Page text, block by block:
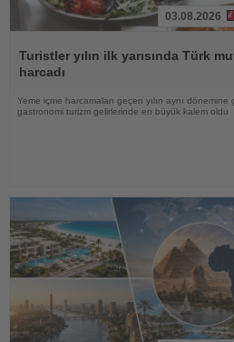
Oku
03.08.2026
Turistler yılın ilk yarısında Türk
harcadı
Yeme içme harcamaları geçen yılın aynı
gastronomi turizm gelirlerinde en büyük kalem oldu